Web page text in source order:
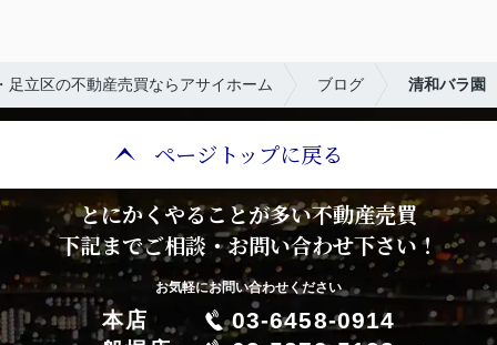
足立区の不動産売買ならアサイホーム ブログ 清和バラ園
ページトップに戻る
とにかくやることが多い不動産売買
下記までご相談・お問い合わせ下さい！
お気軽にお問い合わせください
本店 03-6458-0914